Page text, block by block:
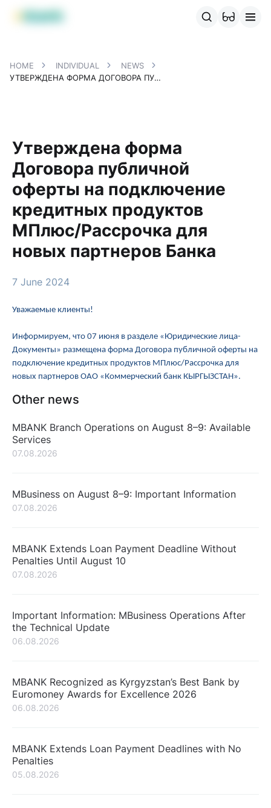
MBANK Products
HOME INDIVIDUAL
NEWS
УТВЕРЖДЕНА ФОРМА ДОГОВОРА ПУБЛИЧНОЙ ОФЕРТЫ НА ПОДКЛЮЧЕНИЕ КРЕДИТНЫХ ПРОДУКТОВ МПЛЮС/РАССРОЧКА ДЛЯ НОВЫХ ПАРТНЕРОВ БАНКА
Утверждена форма
Договора публичной
оферты на подключение
кредитных продуктов
МПлюс/Рассрочка для
новых партнеров Банка
7 June 2024
Уважаемые клиенты!
Информируем, что 07 июня в разделе «Юридические лица-
Документы» размещена форма Договора публичной оферты на
подключение кредитных продуктов МПлюс/Рассрочка для
новых партнеров ОАО «Коммерческий банк КЫРГЫЗСТАН».
Other news
MBANK Branch Operations on August 8–9: Available
Services
07.08.2026
MBusiness on August 8–9: Important Information
07.08.2026
MBANK Extends Loan Payment Deadline Without
Penalties Until August 10
07.08.2026
Important Information: MBusiness Operations After
the Technical Update
06.08.2026
MBANK Recognized as Kyrgyzstan’s Best Bank by
Euromoney Awards for Excellence 2026
06.08.2026
MBANK Extends Loan Payment Deadlines with No
Penalties
05.08.2026